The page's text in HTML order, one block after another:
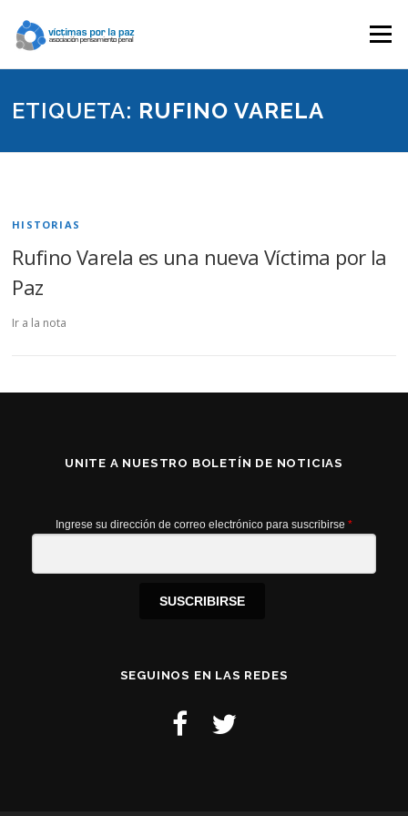
contenido
Menú
ETIQUETA: RUFINO VARELA
HISTORIAS
Rufino Varela es una nueva Víctima por la
Paz
Ir a la nota
UNITE A NUESTRO BOLETÍN DE NOTICIAS
Ingrese su dirección de correo electrónico para suscribirse *
SUSCRIBIRSE
SEGUINOS EN LAS REDES